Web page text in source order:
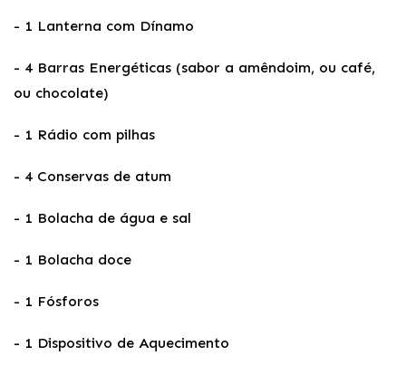
- 1 Lanterna com Dínamo
- 4 Barras Energéticas (sabor a amêndoim, ou café,
ou chocolate)
- 1 Rádio com pilhas
- 4 Conservas de atum
- 1 Bolacha de água e sal
- 1 Bolacha doce
- 1 Fósforos
- 1 Dispositivo de Aquecimento